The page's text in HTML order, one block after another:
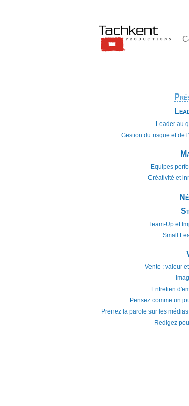
Leader au
Gestion du risque et de
Equipes
Créativité et
Team-Up et
Small
Vente : valeur
Entretien
Pensez comme un
Prenez la parole sur les
Redigez